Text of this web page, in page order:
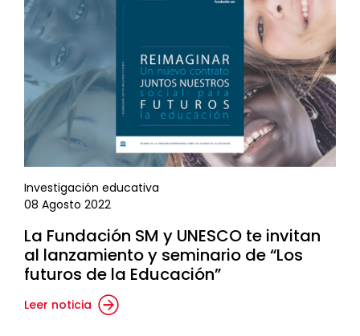
Investigación educativa
08 Agosto 2022
La Fundación SM y UNESCO te invitan
al lanzamiento y seminario de “Los
futuros de la Educación”
Leer noticia